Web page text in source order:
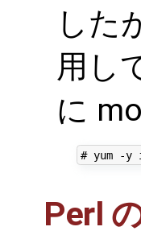
した
用し
に
Perl